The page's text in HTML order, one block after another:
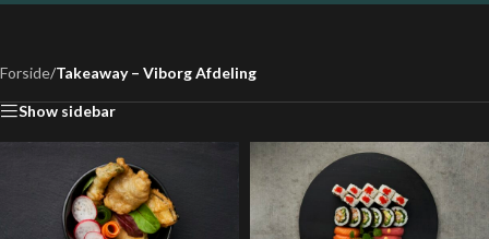
Forside/Takeaway – Viborg Afdeling
Show sidebar